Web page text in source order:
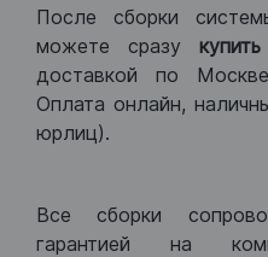
После сборки
можете сразу купить
доставкой по
Оплата онлайн,
юрлиц).
Все сборки
гарантией на